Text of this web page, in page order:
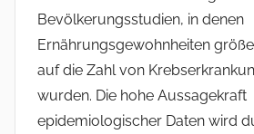
Bevölkerungsstudien, in denen
Ernährungsgewohnheiten
auf die Zahl von
wurden. Die hohe Aussagekraft
epidemiologischer Daten wird